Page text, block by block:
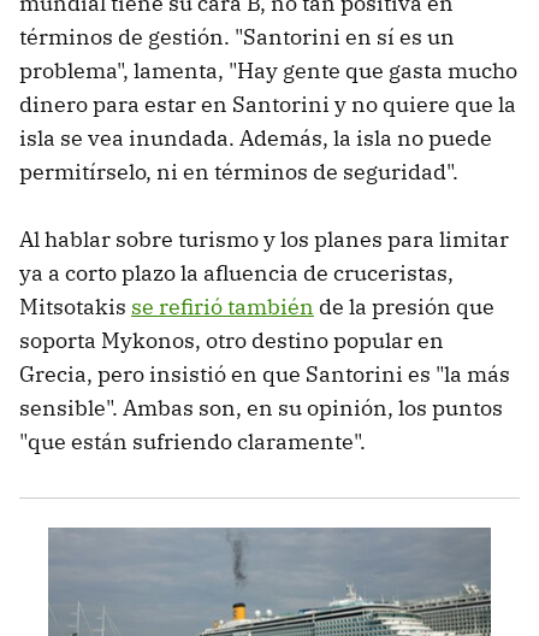
términos de gestión. "Santorini en sí es un
problema", lamenta, "Hay gente que gasta mucho
dinero para estar en Santorini y no quiere que la
isla se vea inundada. Además, la isla no puede
permitírselo, ni en términos de seguridad".
Al hablar sobre turismo y los planes para limitar
ya a corto plazo la afluencia de cruceristas,
Mitsotakis se refirió también de la presión que
soporta Mykonos, otro destino popular en
Grecia, pero insistió en que Santorini es "la más
sensible". Ambas son, en su opinión, los puntos
"que están sufriendo claramente".